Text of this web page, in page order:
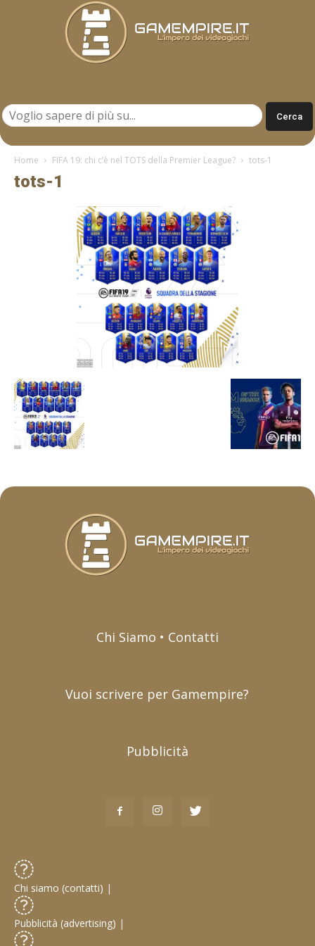
Home FIFA 19: chi c’è nel TOTS della Premier League? tots-1
tots-1
Chi Siamo • Contatti
Vuoi scrivere per Gamempire?
Pubblicità
Chi siamo (contatti) |
Pubblicità (advertising) |